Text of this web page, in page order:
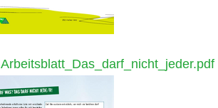
Arbeitsblatt_Das_darf_nicht_jeder.pdf